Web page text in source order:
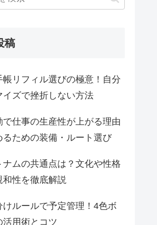
稿
帳リフィル選びの極意！自分
イズで挫折しない方法
で仕事の生産性が上がる理由
るための装備・ルート選び
ナムの共通点は？文化や性格
和性を徹底解説
けルールで予定管理！4色ボ
活用術とコツ